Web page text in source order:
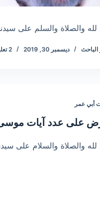
لله والصلاة والسلم على
الباحث ديسمبر 30, 2019 2 تعليقات
أبي عمر
على عدد آيات
لله والصلاة والسلام على